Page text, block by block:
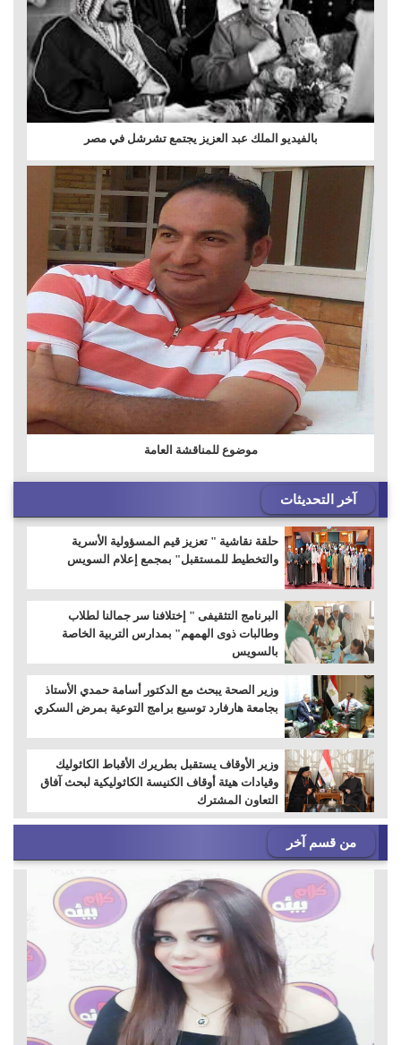
بالفيديو الملك عبد العزيز يجتمع تشرشل في مصر
موضوع للمناقشة العامة
آخر التحديثات
حلقة نقاشية " تعزيز قيم المسؤولية الأسرية
والتخطيط للمستقبل" بمجمع إعلام السويس
البرنامج التثقيفى " إختلافنا سر جمالنا لطلاب
وطالبات ذوى الهمهم" بمدارس التربية الخاصة
بالسويس
وزير الصحة يبحث مع الدكتور أسامة حمدي الأستاذ
بجامعة هارفارد توسيع برامج التوعية بمرض السكري
وزير الأوقاف يستقبل بطريرك الأقباط الكاثوليك
وقيادات هيئة أوقاف الكنيسة الكاثوليكية لبحث آفاق
التعاون المشترك
من قسم آخر